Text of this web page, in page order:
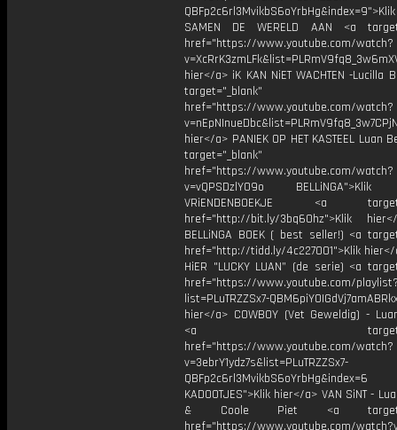
SAMEN DE WERELD AAN <a
href="https://www.youtube.com/watch?
hier</a> iK KAN NiET WACHTEN -Lucilla
target="_blank"
href="https://www.youtube.com/watch?
hier</a> PANIEK OP HET KASTEEL Luan
target="_blank"
href="https://www.youtube.com/watch?
v=vQPSDzlYO9o BELLiNGA">Klik
VRiENDENBOEKJE <a
href="http://bit.ly/3bq60hz">Klik
BELLiNGA BOEK ( best seller!) <a
href="http://tidd.ly/4c227001">Klik hier</
HiER "LUCKY LUAN” (de serie) <a
href="https://www.youtube.com/
list=PLuTRZZSx7-
hier</a> COWBOY (Vet Geweldig) -
<a
href="https://www.youtube.com/watch?
v=3ebrY1ydz7s&list=PLuTRZZSx7-
QBFp2c6rl3MvikbS6oYrbHg&index=6
KADOOTJES">Klik hier</a> VAN SiNT -
& Coole Piet <a
href="https://www.youtube.com/